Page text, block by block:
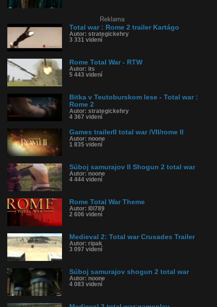
Reklama
Total war : Rome 2 trailer Kartágo
Autor: strategickehry
3 331 videní
Rome Total War - RTW
Autor: its
5 443 videní
Bitka v Teutoburskom lese - Total war :
Rome 2
Autor: strategickehry
4 367 videní
Games trailerII total war /VII/rome II
Autor: noone
1 835 videní
Súboj samurajov II Shogun 2 total war
Autor: noone
4 444 videní
Rome Total War Theme
Autor: l0l789
2 606 videní
Medieval 2: Total war Crusades Trailer
Autor: ripak
3 097 videní
Súboj samurajov shogun 2 total war
Autor: noone
4 083 videní